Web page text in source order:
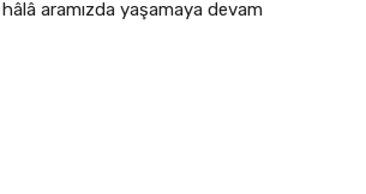
aramızda yaşamaya devam